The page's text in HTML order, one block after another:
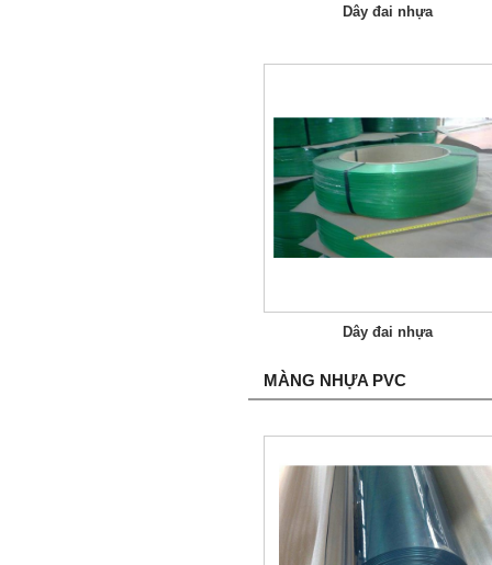
Dây đai nhựa
Dây đai nhựa
MÀNG NHỰA PVC